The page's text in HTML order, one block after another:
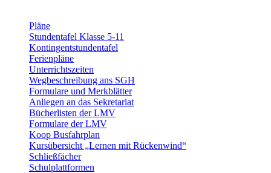
Pläne
Stundentafel Klasse 5-11
Kontingentstundentafel
Ferienpläne
Unterrichtszeiten
Wegbeschreibung ans SGH
Formulare und Merkblätter
Anliegen an das Sekretariat
Bücherlisten der LMV
Formulare der LMV
Koop Busfahrplan
Kursübersicht „Lernen mit Rückenwind“
Schließfächer
Schulplattformen